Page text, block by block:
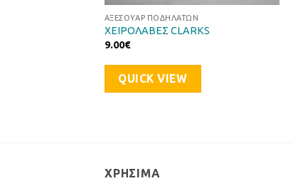
ΑΞΕΣΟΥΆΡ ΠΟΔΗΛΆΤΩΝ
ΧΕΙΡΟΛΑΒΕΣ CLARKS
9.00€
QUICK VIEW
ΧΡΉΣΙΜΑ